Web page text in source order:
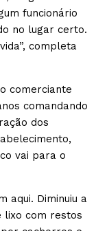
funcionário
no lugar certo.
completa
comerciante
comandando
dos
vai para o
aqui. Diminuiu a
lixo com restos